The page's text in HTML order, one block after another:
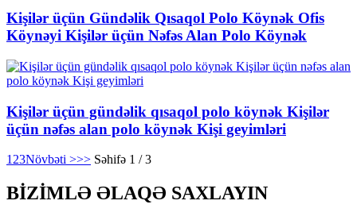
Kişilər üçün Gündəlik Qısaqol Polo Köynək Ofis
Köynəyi Kişilər üçün Nəfəs Alan Polo Köynək
Kişilər üçün gündəlik qısaqol polo köynək Kişilər
üçün nəfəs alan polo köynək Kişi geyimləri
1 23Növbəti >>> Səhifə 1 / 3
BİZİMLƏ ƏLAQƏ SAXLAYIN